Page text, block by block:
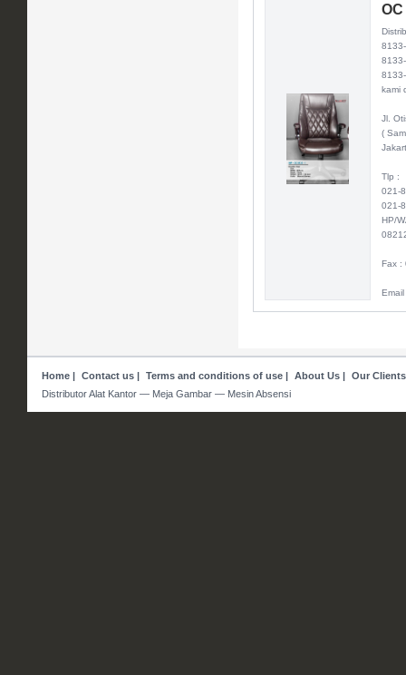
kami
Jl.
(
Tlp :
021-
021-
HP/
Fax :
Home| Contact us| Terms and conditions of use| About Us| Our Clients
Distributor Alat Kantor — Meja Gambar — Mesin Absensi